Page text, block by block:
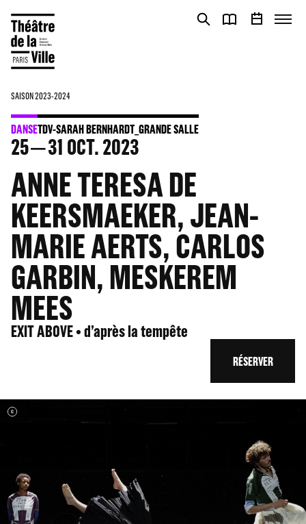
SAISON 2023-2024
DANSETDV-SARAH BERNHARDT_GRANDE SALLE
25 31 OCT. 2023
ANNE TERESA DE
KEERSMAEKER, JEAN-
MARIE AERTS, CARLOS
GARBIN, MESKEREM
MEES
EXIT ABOVE • d’après la tempête
RÉSERVER